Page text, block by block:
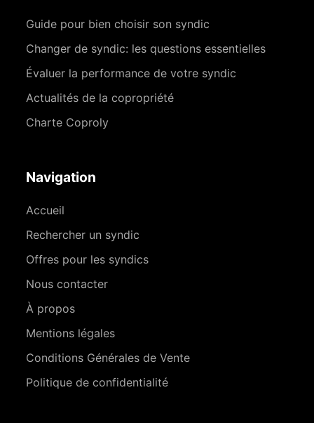
Guide pour bien choisir son syndic
Changer de syndic: les questions essentielles
Évaluer la performance de votre syndic
Actualités de la copropriété
Charte Coproly
Navigation
Accueil
Rechercher un syndic
Offres pour les syndics
Nous contacter
À propos
Mentions légales
Conditions Générales de Vente
Politique de confidentialité